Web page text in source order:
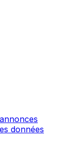
données